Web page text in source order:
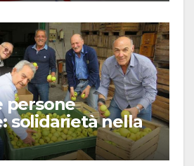
persone
solidarietà nella